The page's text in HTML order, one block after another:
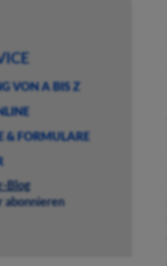
VON A BIS Z
& FORMULARE
Blog